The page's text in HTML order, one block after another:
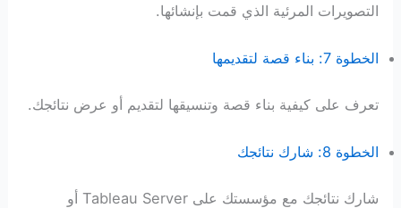
التصويرات المرئية الذي قمت بإنشائها.
الخطوة 7: بناء قصة لتقديمها
تعرف على كيفية بناء قصة وتنسيقها لتقديم أو عرض نتائجك.
الخطوة 8: شارك نتائجك
شارك نتائجك مع مؤسستك على Tableau Server أو